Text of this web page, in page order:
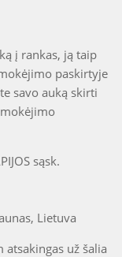
į rankas, ją taip
paskirtyje
savo auką skirti
sąsk.
Lietuva
už šalia